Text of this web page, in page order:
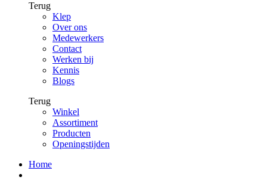
Terug
Klep
Over ons
Medewerkers
Contact
Werken bij
Kennis
Blogs
Terug
Winkel
Assortiment
Producten
Openingstijden
Home